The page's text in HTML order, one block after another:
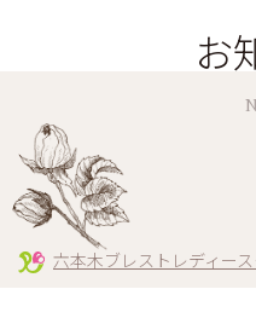
お
六本木ブレストレディー